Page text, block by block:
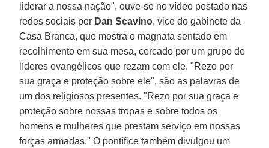
liderar a nossa nação", ouve-se no vídeo postado nas
redes sociais por Dan Scavino, vice do gabinete da
Casa Branca, que mostra o magnata sentado em
recolhimento em sua mesa, cercado por um grupo de
líderes evangélicos que rezam com ele. "Rezo por
sua graça e proteção sobre ele", são as palavras de
um dos religiosos presentes. "Rezo por sua graça e
proteção sobre nossas tropas e sobre todos os
homens e mulheres que prestam serviço em nossas
forças armadas." O pontífice também divulgou um